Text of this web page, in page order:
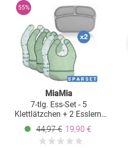
55%
MiaMia
7-tlg. Ess-Set - 5
Klettlätzchen + 2 Esslern-
Teller aus Silikon - Grün /
Grau
44,97 € 19,90 €